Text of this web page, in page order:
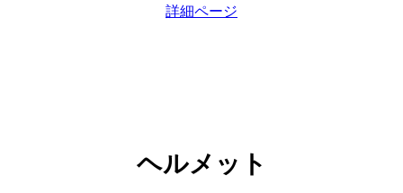
詳細ページ
ヘルメット